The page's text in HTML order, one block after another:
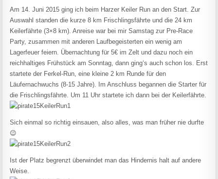
Am 14. Juni 2015 ging ich beim Harzer Keiler Run an den Start. Zur
Auswahl standen die kurze 8 km Frischlingsfährte und die 24 km
Keilerfährte (3×8 km). Anreise war bei mir Samstag zur Pre-Race
Party, zusammen mit anderen Laufbegeisterten ein wenig am
Lagerfeuer feiern. Übernachtung für 5€ im Zelt und dazu noch ein
reichhaltiges Frühstück am Sonntag, dann ging‘s auch schon los. Erst
startete der Ferkel-Run, eine kleine 2 km Runde für den
Läufernachwuchs (8-15 Jahre). Im Anschluss begannen die Starter für
die Frischlingsfährte. Um 11 Uhr startete ich dann bei der Keilerfährte.
Sich einmal so richtig einsauen, also alles, was man früher nie durfte
😉
Ist der Platz begrenzt überwindet man das Hindernis halt auf andere
Weise.